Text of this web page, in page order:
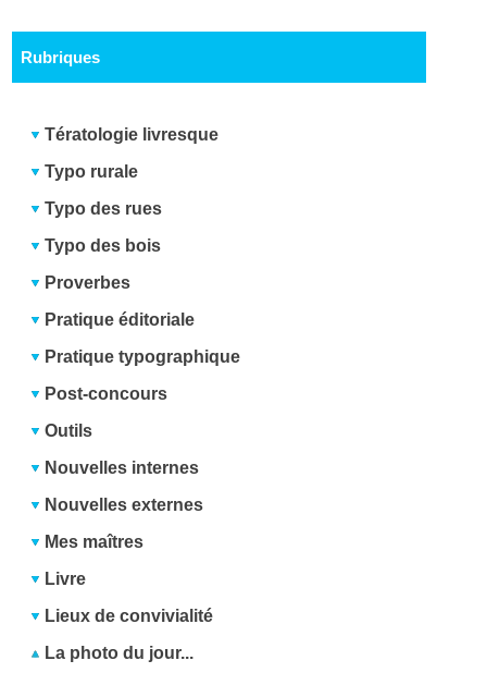
Rubriques
Tératologie livresque
Typo rurale
Typo des rues
Typo des bois
Proverbes
Pratique éditoriale
Pratique typographique
Post-concours
Outils
Nouvelles internes
Nouvelles externes
Mes maîtres
Livre
Lieux de convivialité
La photo du jour...